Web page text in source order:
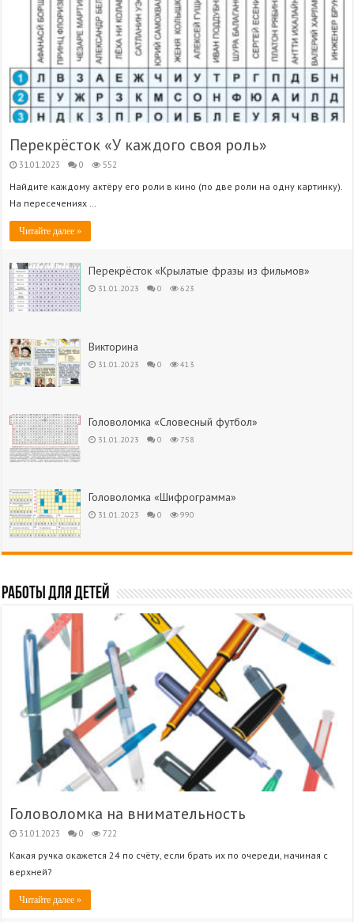
Перекрёсток «У каждого своя роль»
31.01.2023 0 552
Найдите каждому актёру его роли в кино (по две роли на одну картинку).
На пересечениях …
Читайте далее »
Перекрёсток «Крылатые фразы из фильмов»
31.01.2023 0 623
Викторина
31.01.2023 0 413
Головоломка «Словесный футбол»
31.01.2023 0 758
Головоломка «Шифрограмма»
31.01.2023 0 990
Работы для детей
Головоломка на внимательность
31.01.2023 0 722
Какая ручка окажется 24 по счёту, если брать их по очереди, начиная с
верхней?
Читайте далее »